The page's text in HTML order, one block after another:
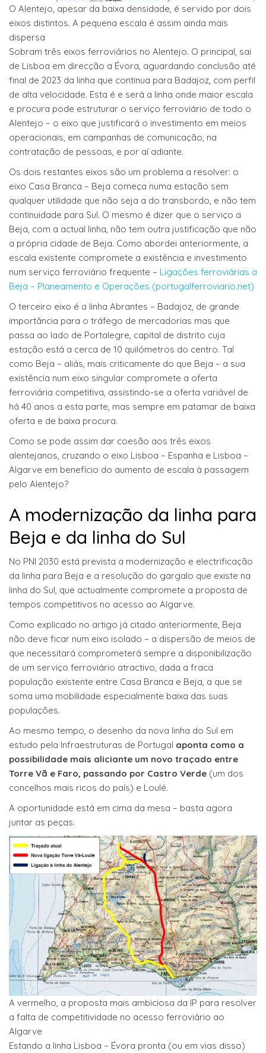
O Alentejo, apesar da baixa densidade, é servido por dois
eixos distintos. A pequena escala é assim ainda mais
dispersa
Sobram três eixos ferroviários no Alentejo. O principal, sai
de Lisboa em direcção a Évora, aguardando conclusão até
final de 2023 da linha que continua para Badajoz, com perfil
de alta velocidade. Esta é e será a linha onde maior escala
e procura pode estruturar o serviço ferroviário de todo o
Alentejo – o eixo que justificará o investimento em meios
operacionais, em campanhas de comunicação, na
contratação de pessoas, e por aí adiante.
Os dois restantes eixos são um problema a resolver: o
eixo Casa Branca – Beja começa numa estação sem
qualquer utilidade que não seja a do transbordo, e não tem
continuidade para Sul. O mesmo é dizer que o serviço a
Beja, com a actual linha, não tem outra justificação que não
a própria cidade de Beja. Como abordei anteriormente, a
escala existente compromete a existência e investimento
num serviço ferroviário frequente – Ligações ferroviárias a
Beja – Planeamento e Operações (portugalferroviario.net)
O terceiro eixo é a linha Abrantes – Badajoz, de grande
importância para o tráfego de mercadorias mas que
passa ao lado de Portalegre, capital de distrito cuja
estação está a cerca de 10 quilómetros do centro. Tal
como Beja – aliás, mais criticamente do que Beja – a sua
existência num eixo singular compromete a oferta
ferroviária competitiva, assistindo-se a oferta variável de
há 40 anos a esta parte, mas sempre em patamar de baixa
oferta e de baixa procura.
Como se pode assim dar coesão aos três eixos
alentejanos, cruzando o eixo Lisboa – Espanha e Lisboa –
Algarve em benefício do aumento de escala à passagem
pelo Alentejo?
A modernização da linha para
Beja e da linha do Sul
No PNI 2030 está prevista a modernização e electrificação
da linha para Beja e a resolução do gargalo que existe na
linha do Sul, que actualmente compromete a proposta de
tempos competitivos no acesso ao Algarve.
Como explicado no artigo já citado anteriormente, Beja
não deve ficar num eixo isolado – a dispersão de meios de
que necessitará comprometerá sempre a disponibilização
de um serviço ferroviário atractivo, dada a fraca
população existente entre Casa Branca e Beja, a que se
soma uma mobilidade especialmente baixa das suas
populações.
Ao mesmo tempo, o desenho da nova linha do Sul em
estudo pela Infraestruturas de Portugal aponta como a
possibilidade mais aliciante um novo traçado entre
Torre Vã e Faro, passando por Castro Verde (um dos
concelhos mais ricos do país) e Loulé.
A oportunidade está em cima da mesa – basta agora
juntar as peças.
A vermelho, a proposta mais ambiciosa da IP para resolver
a falta de competitividade no acesso ferroviário ao
Algarve
Estando a linha Lisboa – Évora pronta (ou em vias disso)